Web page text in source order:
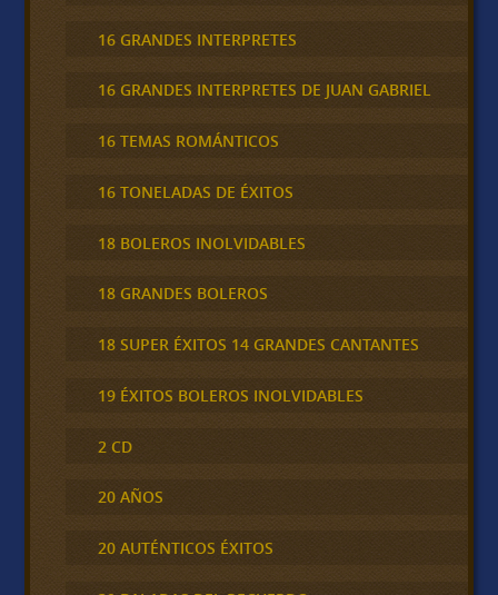
16 GRANDES INTERPRETES
16 GRANDES INTERPRETES DE JUAN GABRIEL
16 TEMAS ROMÁNTICOS
16 TONELADAS DE ÉXITOS
18 BOLEROS INOLVIDABLES
18 GRANDES BOLEROS
18 SUPER ÉXITOS 14 GRANDES CANTANTES
19 ÉXITOS BOLEROS INOLVIDABLES
2 CD
20 AÑOS
20 AUTÉNTICOS ÉXITOS